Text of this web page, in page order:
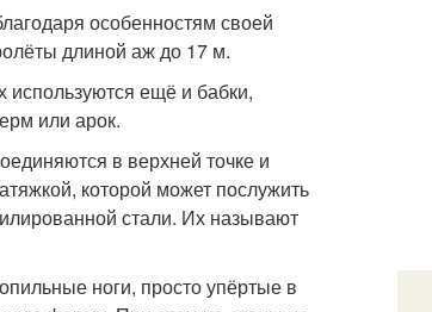
особенностям своей
длиной аж до 17 м.
используются ещё и бабки,
или арок.
в верхней точке и
которой может послужить
стали. Их называют
ноги, просто упёртые в